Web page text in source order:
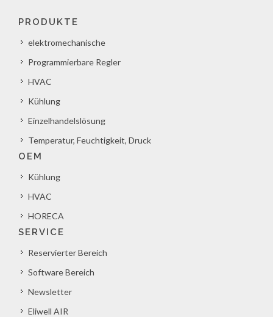
PRODUKTE
elektromechanische
Programmierbare Regler
HVAC
Kühlung
Einzelhandelslösung
Temperatur, Feuchtigkeit, Druck
OEM
Kühlung
HVAC
HORECA
SERVICE
Reservierter Bereich
Software Bereich
Newsletter
Eliwell AIR